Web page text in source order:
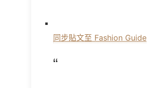
同步貼文至 Fashion Guide